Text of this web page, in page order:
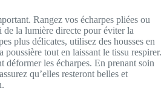
Rangez vos écharpes pliées ou
de la lumière directe pour éviter la
plus délicates, utilisez des housses en
poussière tout en laissant le tissu respirer.
déformer les écharpes. En prenant soin
qu’elles resteront belles et